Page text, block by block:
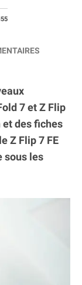
7 et Z Flip
des fiches
Z Flip 7 FE
sous les